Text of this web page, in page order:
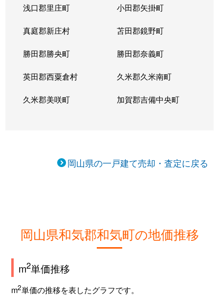
浅口郡里庄町 小田郡矢掛町
真庭郡新庄村 苫田郡鏡野町
勝田郡勝央町 勝田郡奈義町
英田郡西粟倉村 久米郡久米南町
久米郡美咲町 加賀郡吉備中央町
岡山県の一戸建て売却・査定に戻る
岡山県和気郡和気町の地価推移
m2単価推移
m2単価の推移を表したグラフです。